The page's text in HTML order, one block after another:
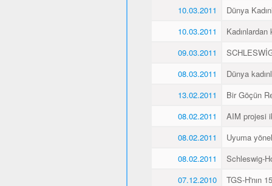
10.03.2011
Dünya
10.03.2011
Kadınlardan
09.03.2011
08.03.2011
Dünya
13.02.2011
Bir Göçün
08.02.2011
AIM projesi
08.02.2011
Uyuma
08.02.2011
Schleswig-
07.12.2010
TGS-H'nın